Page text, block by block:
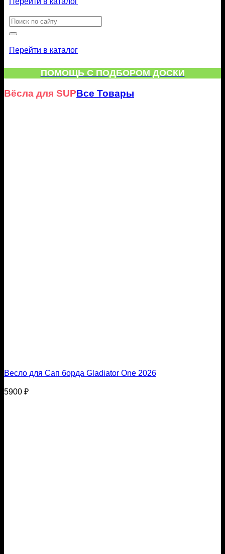
Искать:
Перейти в каталог
ПОМОЩЬ С ПОДБОРОМ ДОСКИ
Вёсла для SUPВсе Товары
Весло для Сап борда Gladiator One 2026
5900 ₽